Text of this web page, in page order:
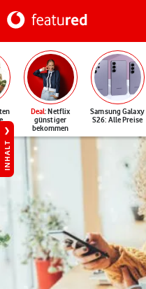
Deal: Netflix
günstiger
bekommen
Samsung Galaxy
S26: Alle Preise
INHALT